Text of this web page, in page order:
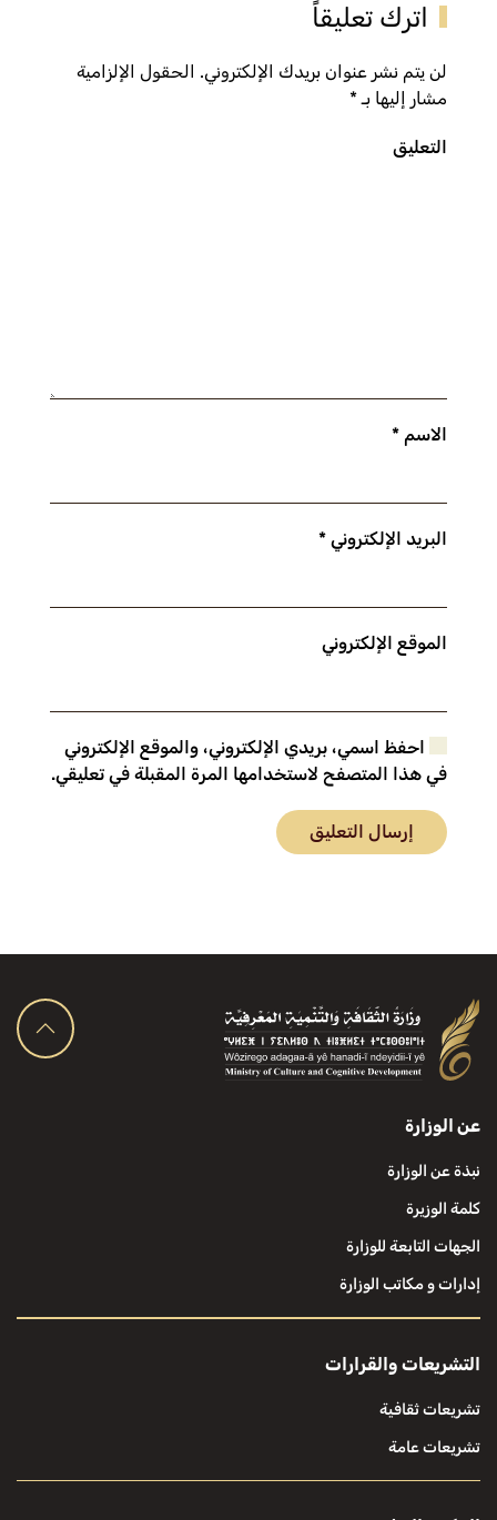
اترك تعليقاً
لن يتم نشر عنوان بريدك الإلكتروني. الحقول الإلزامية
مشار إليها بـ*
التعليق
الاسم *
البريد الإلكتروني *
الموقع الإلكتروني
احفظ اسمي، بريدي الإلكتروني، والموقع الإلكتروني
في هذا المتصفح لاستخدامها المرة المقبلة في تعليقي.
إرسال التعليق
عن الوزارة
نبذة عن الوزارة
كلمة الوزيرة
الجهات التابعة للوزارة
إدارات و مكاتب الوزارة
التشريعات والقرارات
تشريعات ثقافية
تشريعات عامة